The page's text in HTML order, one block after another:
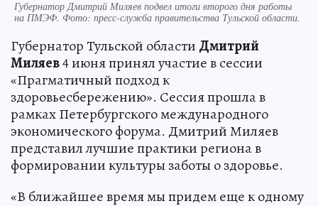
Губернатор Дмитрий Миляев подвел итоги второго дня работы
на ПМЭФ. Фото: пресс-служба правительства Тульской области.
Губернатор Тульской области Дмитрий
Миляев4 июня принял участие в сессии
«Прагматичный подход к
здоровьесбережению». Сессия прошла в
рамках Петербургского международного
экономического форума. Дмитрий Миляев
представил лучшие практики региона в
формировании культуры заботы о здоровье.
«В ближайшее время мы придем еще к одному